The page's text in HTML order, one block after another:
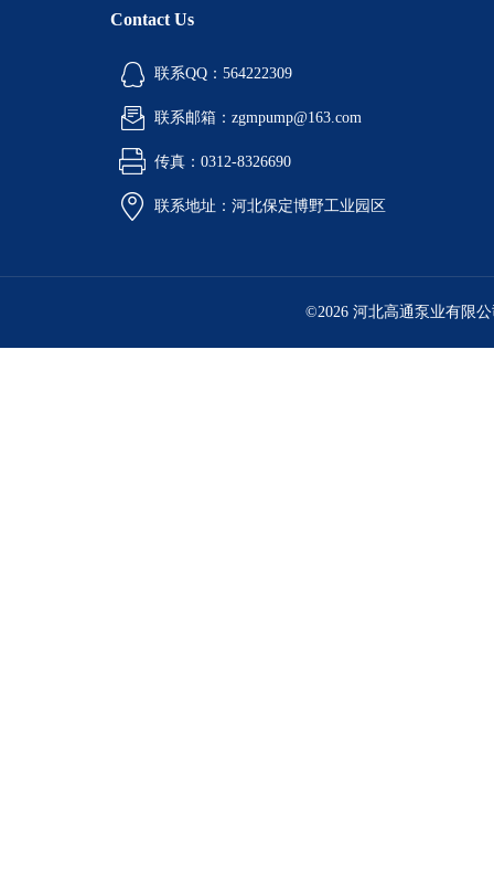
Contact Us
联系QQ：564222309
联系邮箱：zgmpump@163.com
传真：0312-8326690
联系地址：河北保定博野工业园区
©2026 河北高通泵业有限